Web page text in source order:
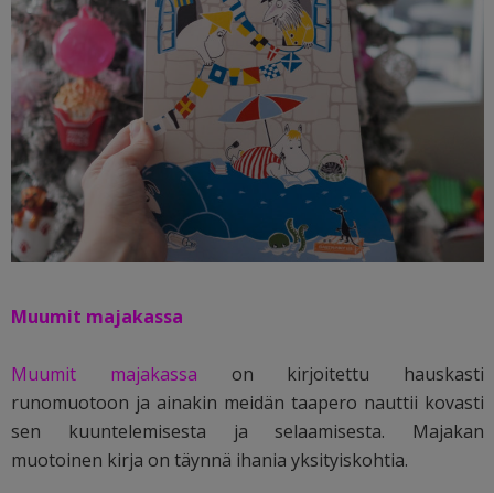
Muumit majakassa
Muumit majakassa on kirjoitettu hauskasti
runomuotoon ja ainakin meidän taapero nauttii kovasti
sen kuuntelemisesta ja selaamisesta. Majakan
muotoinen kirja on täynnä ihania yksityiskohtia.